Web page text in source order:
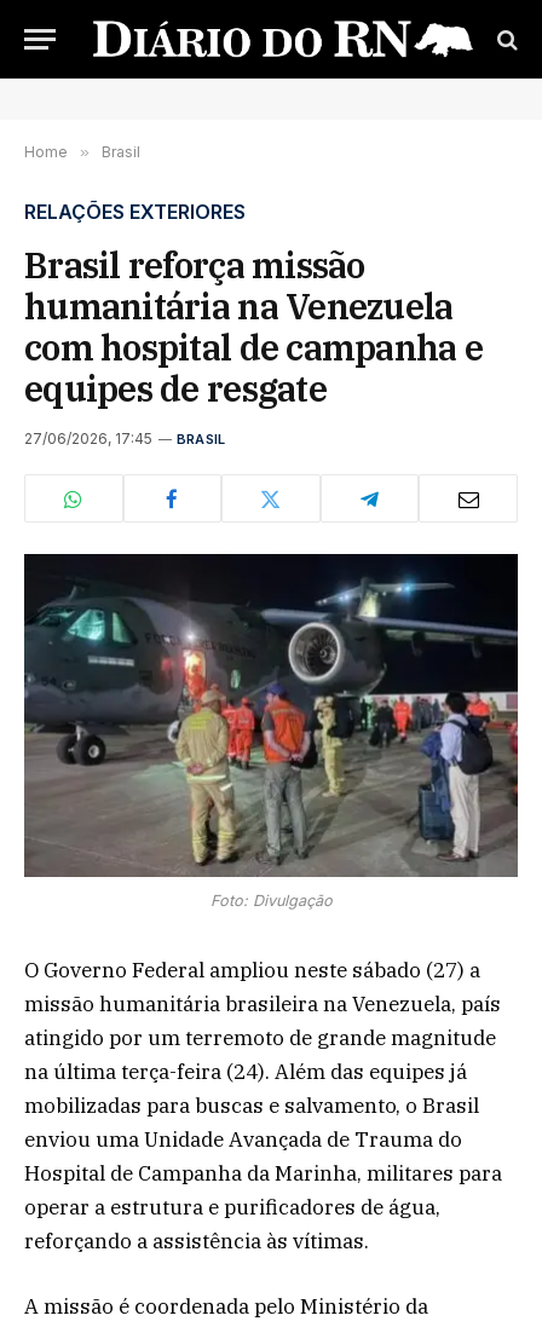
Home » Brasil
RELAÇÕES EXTERIORES
Brasil reforça missão
humanitária na Venezuela
com hospital de campanha e
equipes de resgate
27/06/2026, 17:45 BRASIL
Foto: Divulgação
O Governo Federal ampliou neste sábado (27) a
missão humanitária brasileira na Venezuela, país
atingido por um terremoto de grande magnitude
na última terça-feira (24). Além das equipes já
mobilizadas para buscas e salvamento, o Brasil
enviou uma Unidade Avançada de Trauma do
Hospital de Campanha da Marinha, militares para
operar a estrutura e purificadores de água,
reforçando a assistência às vítimas.
A missão é coordenada pelo Ministério da